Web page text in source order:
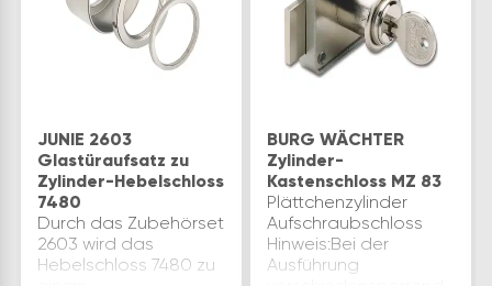
JUNIE 2603
Glastüraufsatz zu
Zylinder-Hebelschloss
7480
Durch das Zubehörset
2603 wird das
Hebelschloss 7480 zu
BURG WÄCHTER
Zylinder-
Kastenschloss MZ 83
Plättchenzylinder
Aufschraubschloss
Hinweis:Bei der
Ausführung